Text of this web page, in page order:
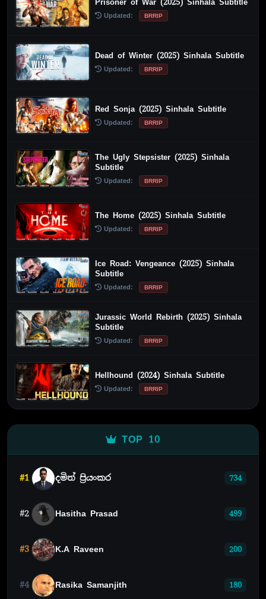
Prisoner of War (2025) Sinhala Subtitle
Updated: BRRIP
Dead of Winter (2025) Sinhala Subtitle
Updated: BRRIP
Red Sonja (2025) Sinhala Subtitle
Updated: BRRIP
The Ugly Stepsister (2025) Sinhala
Subtitle
Updated: BRRIP
The Home (2025) Sinhala Subtitle
Updated: BRRIP
Ice Road: Vengeance (2025) Sinhala
Subtitle
Updated: BRRIP
Jurassic World Rebirth (2025) Sinhala
Subtitle
Updated: BRRIP
Hellhound (2024) Sinhala Subtitle
Updated: BRRIP
TOP 10
#1 දමිත් ප්‍රියංකර 734
#2 Hasitha Prasad 499
#3 K.A Raveen 200
#4 Rasika Samanjith 180